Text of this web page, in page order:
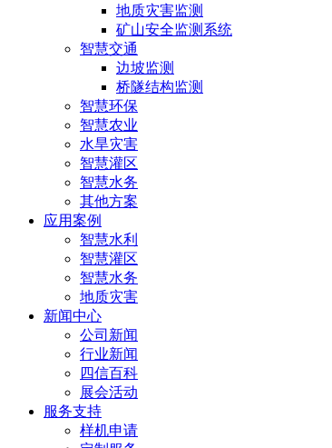
地质灾害监测
矿山安全监测系统
智慧交通
边坡监测
桥隧结构监测
智慧环保
智慧农业
水旱灾害
智慧灌区
智慧水务
其他方案
应用案例
智慧水利
智慧灌区
智慧水务
地质灾害
新闻中心
公司新闻
行业新闻
四信百科
展会活动
服务支持
样机申请